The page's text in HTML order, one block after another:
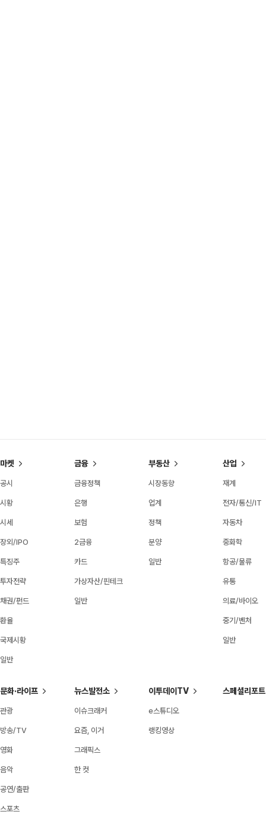
마켓
공시
시황
시세
장외/IPO
특징주
투자전략
채권/펀드
환율
국제시황
일반
금융
금융정책
은행
보험
2금융
카드
가상자산/핀테크
일반
부동산
시장동향
업계
정책
분양
일반
산업
재계
전자/통신/IT
자동차
중화학
항공/물류
유통
의료/바이오
중기/벤처
일반
문화·라이프
관광
방송/TV
영화
음악
공연/출판
스포츠
뉴스발전소
이슈크래커
요즘, 이거
그래픽스
한 컷
이투데이TV
e스튜디오
랭킹영상
스페셜리포트